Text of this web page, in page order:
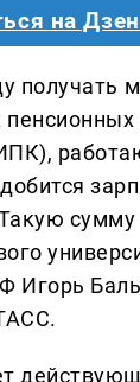
на
получать
пенсионных
сумму
Игорь